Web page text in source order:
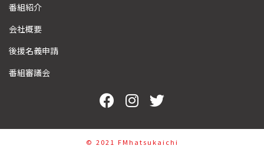
番組紹介
会社概要
後援名義申請
番組審議会
©︎ 2021 FMhatsukaichi